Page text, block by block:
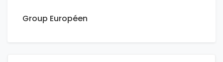
Group Européen